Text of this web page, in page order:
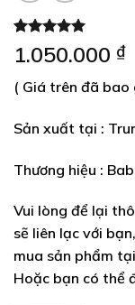
5.00trên 5
dựa trên
1
1.050.000 ₫
( Giá trên đã bao
Sản xuất tại :
Thương hiệu :
Vui lòng để lại
sẽ liên lạc với
mua sản phẩm
Hoặc bạn có thể